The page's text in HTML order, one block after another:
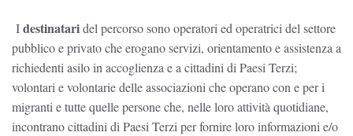
Idestinataridel percorso sono operatori ed operatrici del settore
pubblico e privato che erogano servizi, orientamento e assistenza a
richiedenti asilo in accoglienza e a cittadini di Paesi Terzi;
volontari e volontarie delle associazioni che operano con e per i
migranti e tutte quelle persone che, nelle loro attività quotidiane,
incontrano cittadini di Paesi Terzi per fornire loro informazioni e/o